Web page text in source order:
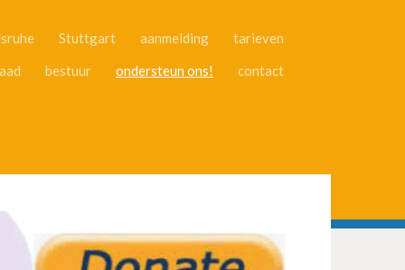
Stuttgart aanmelding
tarieven
bestuur ondersteun ons! contact